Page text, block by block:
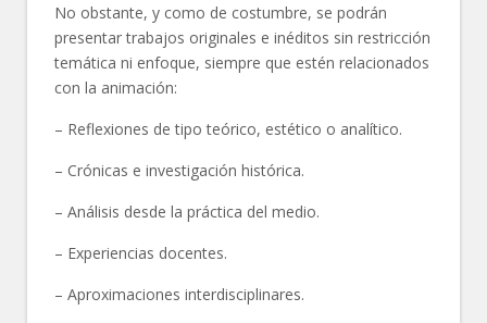
No obstante, y como de costumbre, se podrán
presentar trabajos originales e inéditos sin restricción
temática ni enfoque, siempre que estén relacionados
con la animación:
– Reflexiones de tipo teórico, estético o analítico.
– Crónicas e investigación histórica.
– Análisis desde la práctica del medio.
– Experiencias docentes.
– Aproximaciones interdisciplinares.